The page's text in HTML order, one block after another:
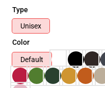
Type
Unisex
Color
Default